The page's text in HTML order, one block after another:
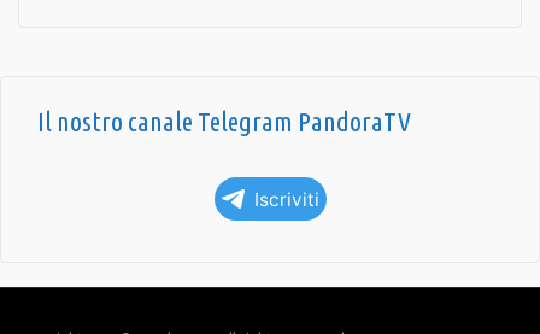
Il nostro canale Telegram PandoraTV
Iscriviti